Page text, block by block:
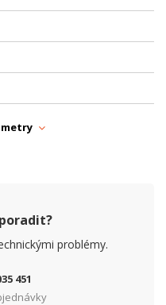
problémy.
451